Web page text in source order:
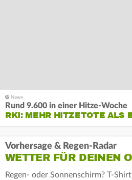
Rund 9.600 in einer Hitze-Woche
RKI: MEHR HITZETOTE ALS
Vorhersage & Regen-Radar
WETTER FÜR DEINEN
Regen- oder Sonnenschirm? T-